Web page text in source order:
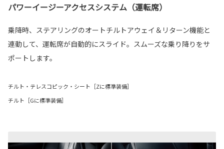
パワーイージーアクセスシステム（運転席）
乗降時、ステアリングのオートチルトアウェイ＆リターン機能と
連動して、運転席が自動的にスライド。スムーズな乗り降りをサ
ポートします。
チルト・テレスコピック・シート［Zに標準装備］
チルト［Gに標準装備］